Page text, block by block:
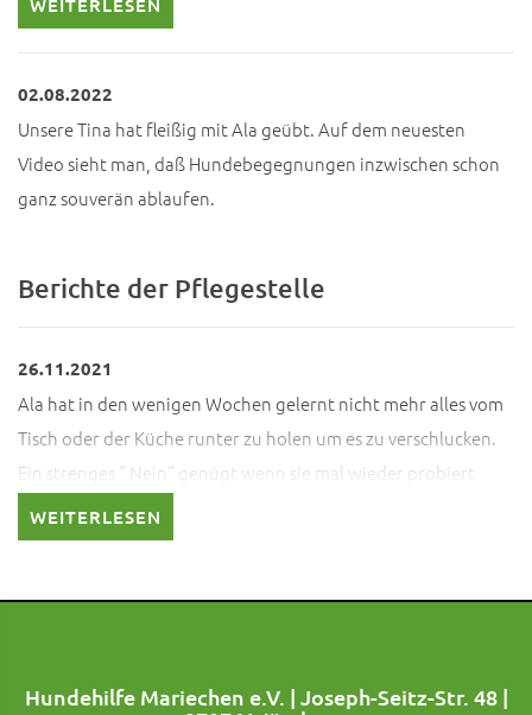
Winter. Ihr Gesäuge sieht unterirdisch aus. Sie hat eine akute
für Ala? Sie hätte es mehr als verdient.
02.08.2022
Unsere Tina hat fleißig mit Ala geübt. Auf dem neuesten
Video sieht man, daß Hundebegegnungen inzwischen schon
ganz souverän ablaufen.
Berichte der Pflegestelle
26.11.2021
Ala hat in den wenigen Wochen gelernt nicht mehr alles vom
Tisch oder der Küche runter zu holen um es zu verschlucken.
Ein strenges “ Nein“ genügt wenn sie mal wieder probiert
hoch zu steigen.
Sie schaut sich alles ganz genau an und erkundet die
Das alleine bleiben sowie die Stubenreinheit ( Sofern Ala
WEITERLESEN
Hundehilfe Mariechen e.V. | Joseph-Seitz-Str. 48 |